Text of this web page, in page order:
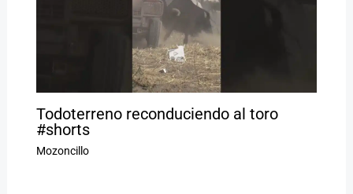
Todoterreno reconduciendo al toro
#shorts
Mozoncillo